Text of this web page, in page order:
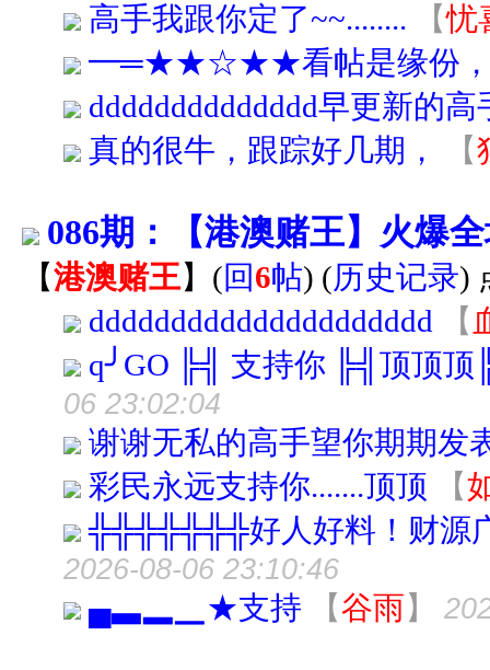
高手我跟你定了~~........ 【忧
━═★★☆★★看帖是缘份，
dddddddddddddd早更新的高
真的很牛，跟踪好几期，
【
086期：【港澳赌王】火爆
【港澳赌王】 (回6帖) (历史记录)
ddddddddddddddddddddd
【
q╯GO ╠╣ 支持你 ╠╣顶顶
06 23:02:04
谢谢无私的高手望你期期发
彩民永远支持你.......顶顶
【
╬╬╬╬╬╬╬好人好料！财源
2026-08-06 23:10:46
▄▃▂▁★支持 【谷雨】